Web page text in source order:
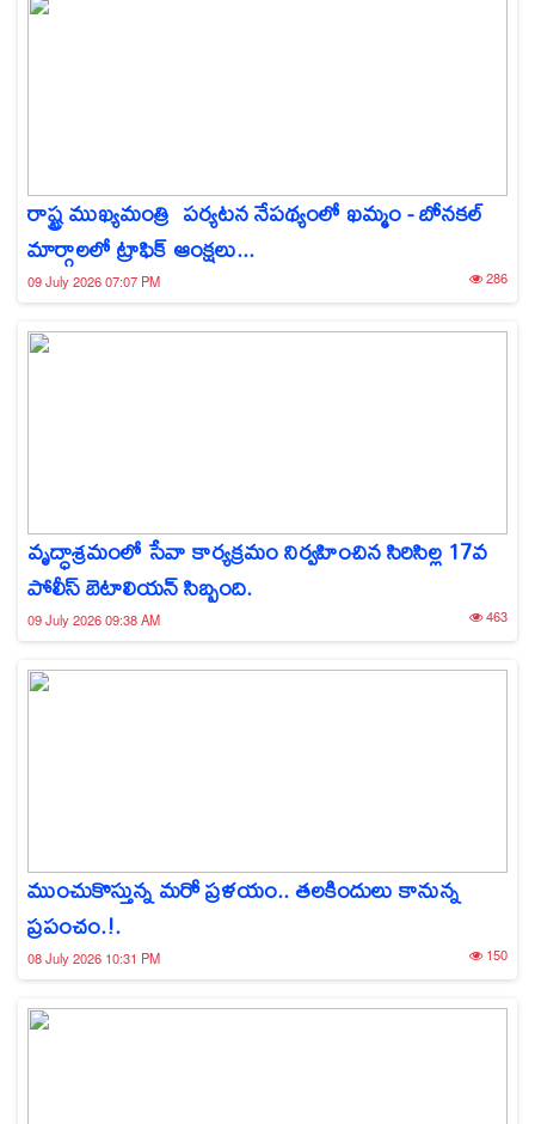
రాష్ట్ర ముఖ్యమంత్రి పర్యటన నేపథ్యంలో ఖమ్మం - బోనకల్
మార్గాలలో ట్రాఫిక్ ఆంక్షలు...
09 July 2026 07:07 PM 286
వృద్ధాశ్రమంలో సేవా కార్యక్రమం నిర్వహించిన సిరిసిల్ల 17వ
పోలీస్ బెటాలియన్ సిబ్బంది.
09 July 2026 09:38 AM 463
ముంచుకొస్తున్న మరో ప్రళయం.. తలకిందులు కానున్న
ప్రపంచం.!.
08 July 2026 10:31 PM 150